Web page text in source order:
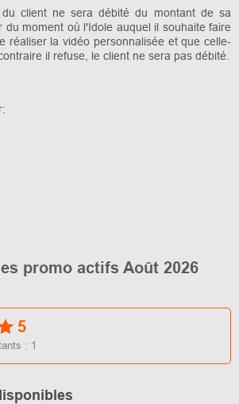
client ne sera débité du montant de sa
du moment où l'Idole auquel il souhaite faire
réaliser la vidéo personnalisée et que celle-
il refuse, le client ne sera pas débité.
promo actifs Août 2026
5
: 1